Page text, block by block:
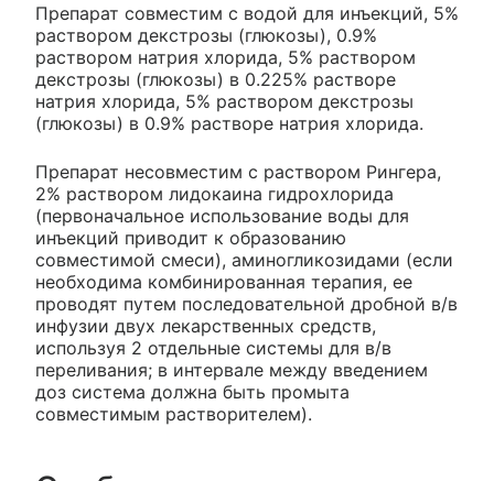
Препарат совместим с водой для инъекций, 5%
раствором декстрозы (глюкозы), 0.9%
раствором натрия хлорида, 5% раствором
декстрозы (глюкозы) в 0.225% растворе
натрия хлорида, 5% раствором декстрозы
(глюкозы) в 0.9% растворе натрия хлорида.
Препарат несовместим с раствором Рингера,
2% раствором лидокаина гидрохлорида
(первоначальное использование воды для
инъекций приводит к образованию
совместимой смеси), аминогликозидами (если
необходима комбинированная терапия, ее
проводят путем последовательной дробной в/в
инфузии двух лекарственных средств,
используя 2 отдельные системы для в/в
переливания; в интервале между введением
доз система должна быть промыта
совместимым растворителем).